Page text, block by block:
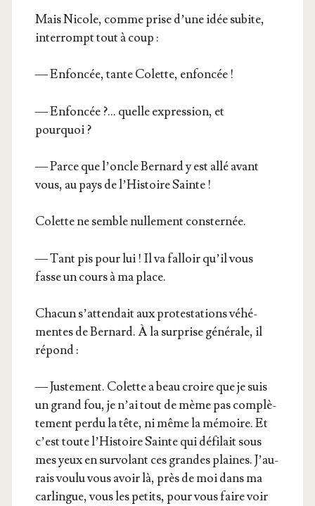
Mais Nicole, comme prise d’une idée subite,
inter­rompt tout à coup :
— Enfon­cée, tante Colette, enfoncée !
— Enfon­cée ?… quelle expres­sion, et
pourquoi ?
— Parce que l’oncle Ber­nard y est allé avant
vous, au pays de l’His­toire Sainte !
Colette ne semble nul­le­ment consternée.
— Tant pis pour lui ! Il va fal­loir qu’il vous
fasse un cours à ma place.
Cha­cun s’at­ten­dait aux pro­tes­ta­tions véhé­
mentes de Ber­nard. À la sur­prise géné­rale, il
répond :
— Jus­te­ment. Colette a beau croire que je suis
un grand fou, je n’ai tout de mème pas com­plè­
te­ment per­du la tête, ni même la mémoire. Et
c’est toute l’His­toire Sainte qui défi­lait sous
mes yeux en sur­vo­lant ces grandes plaines. J’au­
rais vou­lu vous avoir là, près de moi dans ma
car­lingue, vous les petits, pour vous faire voir